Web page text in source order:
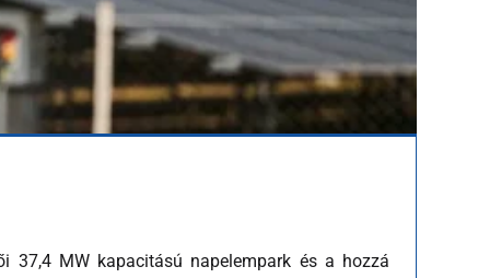
37,4 MW kapacitású napelempark és a hozzá